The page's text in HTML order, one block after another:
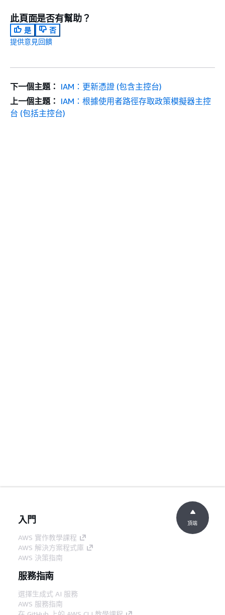
此頁面是否有幫助？
是
否
提供意見回饋
下一個主題： IAM：更新憑證 (包含主控台)
上一個主題： IAM：根據使用者路徑存取政策模擬器主控
台 (包括主控台)
入門
AWS 實作教學課程
AWS 解決方案程式庫
AWS 決策指南
服務指南
選擇生成式 AI 服務
AWS 服務指南
頂端